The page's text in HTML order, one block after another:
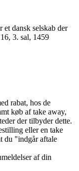
dansk selskab der
3. sal, 1459
rabat, hos de
køb af take away,
der tilbyder dette.
eller en take
du "indgår aftale
af din